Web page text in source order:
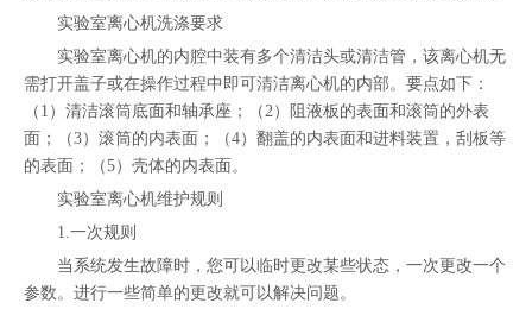
实验室离心机洗涤要求
实验室离心机的内腔中装有多个清洁头或清洁管，该离心机无
需打开盖子或在操作过程中即可清洁离心机的内部。要点如下：
（1）清洁滚筒底面和轴承座；（2）阻液板的表面和滚筒的外表
面；（3）滚筒的内表面；（4）翻盖的内表面和进料装置，刮板等
的表面；（5）壳体的内表面。
实验室离心机维护规则
1.一次规则
当系统发生故障时，您可以临时更改某些状态，一次更改一个
参数。进行一些简单的更改就可以解决问题。